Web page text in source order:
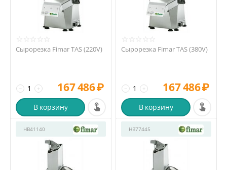
Сырорезка Fimar TAS (220V)
+
− 167 486₽
В корзину
Сырорезка Fimar TAS (380V)
+
− 167 486₽
В корзину
HB41140 HB77445